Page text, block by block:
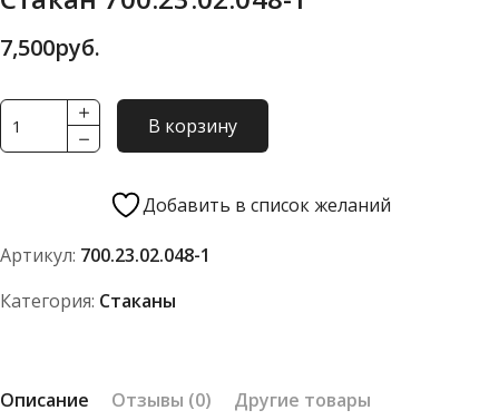
7,500руб.
Количество
товара
700.23.02.048-
В корзину
Добавить в список желаний
Артикул: 700.23.02.048-1
Категория: Стаканы
Описание Отзывы (0) Другие товары